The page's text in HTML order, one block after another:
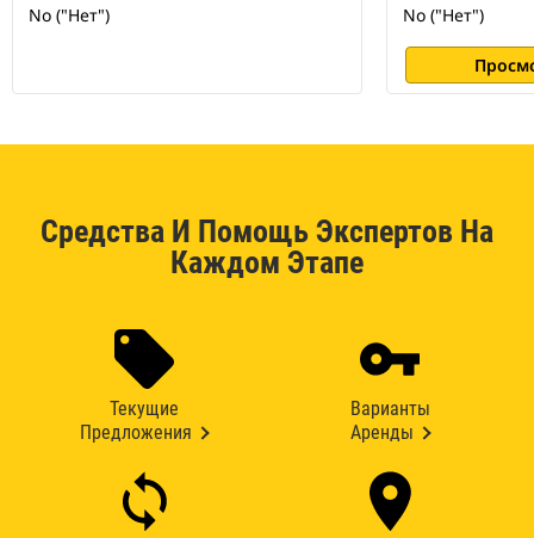
No ("Нет") No ("Нет")
Средства И Помощь Экспертов На
Каждом Этапе
Текущие
Предложения
Варианты
Аренды